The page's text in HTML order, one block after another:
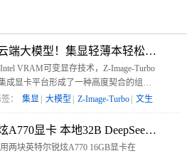
端大模型！集显轻薄本轻松跑Z-
VRAM可变显存技术，Z-Image-Turbo
成显卡平台形成了一种高度契合的组
生图这类典型的显存敏感型任务中，该
提升了Intel平台的实用性，使集成显卡
试变为可以稳定使用。
： 集显 大模型 Z-Image-Turbo
文生
|
A770显卡 本地32B DeepSeek R1轻
两块英特尔锐炫A770 16GB显卡在